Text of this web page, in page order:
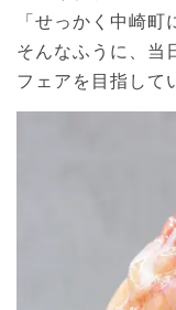
「せっかく中崎町
そんなふうに、当
フェアを目指して